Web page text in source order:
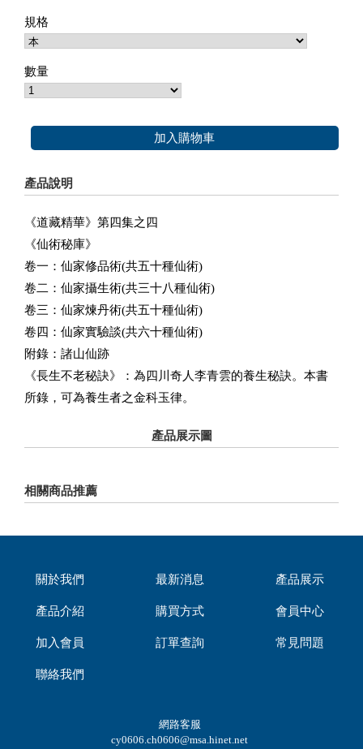
規格
數量
加入購物車
產品說明
《道藏精華》第四集之四
《仙術秘庫》
卷一：仙家修品術(共五十種仙術)
卷二：仙家攝生術(共三十八種仙術)
卷三：仙家煉丹術(共五十種仙術)
卷四：仙家實驗談(共六十種仙術)
附錄：諸山仙跡
《長生不老秘訣》：為四川奇人李青雲的養生秘訣。本書
所錄，可為養生者之金科玉律。
產品展示圖
相關商品推薦
關於我們 最新消息 產品展示
產品介紹 購買方式 會員中心
加入會員 訂單查詢 常見問題
聯絡我們
網路客服
cy0606.ch0606@msa.hinet.net